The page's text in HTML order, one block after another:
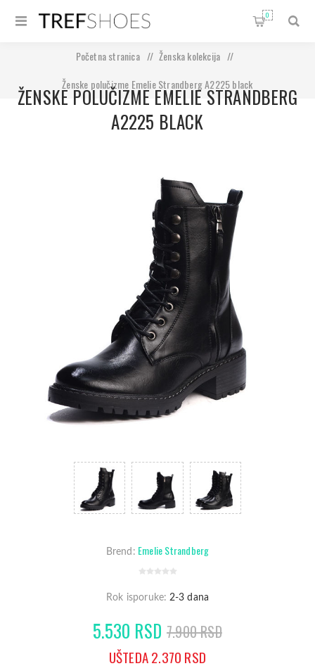
0
Početna stranica / Ženska kolekcija
/
Ženske polučizme Emelie Strandberg A2225 black
ŽENSKE POLUČIZME EMELIE STRANDBERG
A2225 BLACK
Brend: Emelie Strandberg
Rok isporuke: 2-3 dana
5.530 RSD 7.900 RSD
UŠTEDA 2.370 RSD